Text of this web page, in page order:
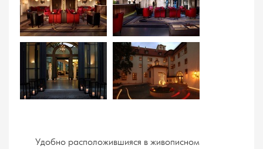
Удобно расположившияся в живописном